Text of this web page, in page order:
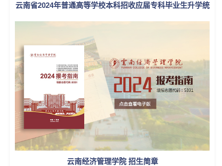
云南省2024年普通高等学校本科招收应届专科毕业生升学统
云南经济管理学院 招生简章